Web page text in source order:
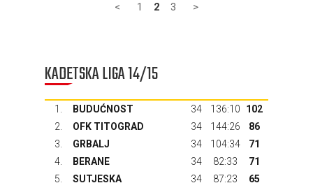
< 1 2 3 >
KADETSKA LIGA 14/15
1. BUDUĆNOST 34 136:10
102
2.
OFK TITOGRAD 34 144:26
86
3.
GRBALJ 34 104:34
71
4.
BERANE 34 82:33
71
5.
SUTJESKA 34 87:23
65